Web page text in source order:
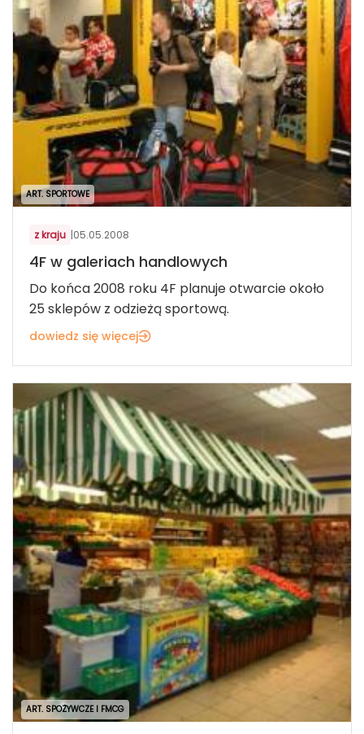
ART. SPORTOWE
z kraju |05.05.2008
4F w galeriach handlowych
Do końca 2008 roku 4F planuje otwarcie około
25 sklepów z odzieżą sportową.
dowiedz się więcej
ART. SPOŻYWCZE I FMCG